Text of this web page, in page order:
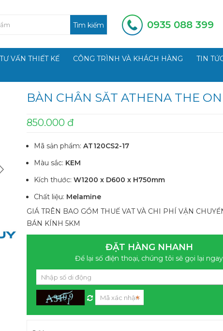
Tìm kiếm 0935 088 399
TƯ VẤN THIẾT KẾ CÔNG TRÌNH VÀ KHÁCH HÀNG
TIN
BÀN CHÂN SẮT ATHENA THE
850.000 đ
Mã sản phẩm: AT120CS2-17
Màu sắc: KEM
Kích thước: W1200 x D600 x H750mm
Chất liệu: Melamine
GIÁ TRÊN BAO GỒM THUẾ VAT VÀ CHI PHÍ VẬN
BÁN KÍNH 5KM
ĐẶT HÀNG NHANH
Để lại số điện thoại, chúng tôi sẽ gọi lại ngay